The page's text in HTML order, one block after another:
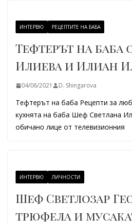
ИНТЕРВЮ РЕЦЕПТИТЕ НА БАБА
Тефтерът на баба
Илиева и Илиан
04/06/2021 D. Shingarova
Тефтерът на баба Рецепти за
кухнята на баба Шеф Светлана
обичано лице от телевизионния
ИНТЕРВЮ ЛИЧНОСТИ
Шеф Светлозар
трюфела и